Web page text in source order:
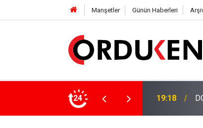
Manşetler Günün Haberleri
24
4 MİLYON LİRAYA YAKIN DESTEK 12:46